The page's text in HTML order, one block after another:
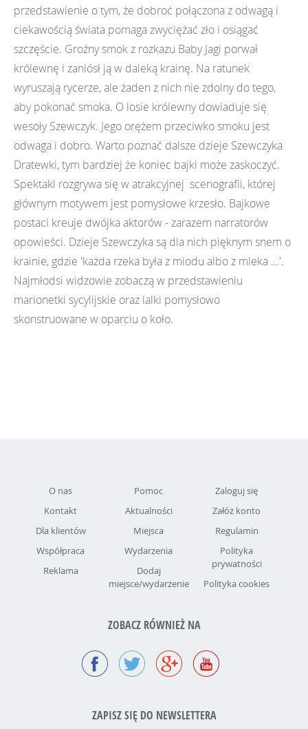
przedstawienie o tym, że dobroć połączona z odwagą i
ciekawością świata pomaga zwyciężać zło i osiągać
szczęście. Groźny smok z rozkazu Baby Jagi porwał
królewnę i zaniósł ją w daleką krainę. Na ratunek
wyruszają rycerze, ale żaden z nich nie zdolny do tego,
aby pokonać smoka. O losie królewny dowiaduje się
wesoły Szewczyk. Jego orężem przeciwko smoku jest
odwaga i dobro. Warto poznać dalsze dzieje Szewczyka
Dratewki, tym bardziej że koniec bajki może zaskoczyć.
Spektakl rozgrywa się w atrakcyjnej scenografii, której
głównym motywem jest pomysłowe krzesło. Bajkowe
postaci kreuje dwójka aktorów - zarazem narratorów
opowieści. Dzieje Szewczyka są dla nich pięknym snem o
krainie, gdzie 'każda rzeka była z miodu albo z mleka ...'.
Najmłodsi widzowie zobaczą w przedstawieniu
marionetki sycylijskie oraz lalki pomysłowo
skonstruowane w oparciu o koło.
O nas
Kontakt
Dla klientów
Współpraca
Reklama
Pomoc
Aktualności
Miejsca
Wydarzenia
Dodaj
miejsce/wydarzenie
Zaloguj się
Załóż konto
Regulamin
Polityka
prywatności
Polityka cookies
ZOBACZ RÓWNIEŻ NA
ZAPISZ SIĘ DO NEWSLETTERA